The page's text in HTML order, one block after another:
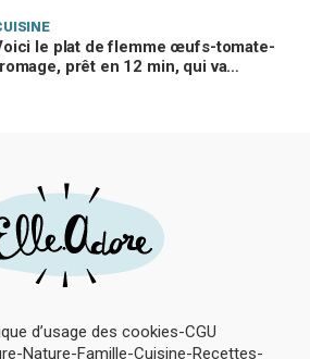
le plat de flemme œufs-tomate-
prêt en 12 min, qui va
d’usage des cookies CGU
Nature Famille Cuisine Recettes